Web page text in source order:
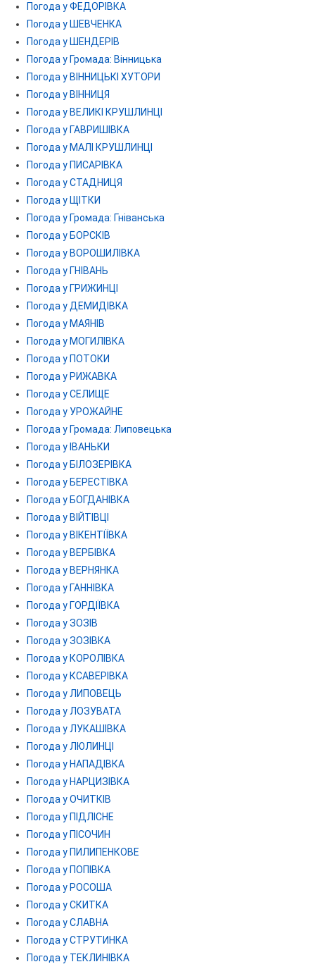
Погода у ФЕДОРІВКА
Погода у ШЕВЧЕНКА
Погода у ШЕНДЕРІВ
Погода у Громада: Вінницька
Погода у ВІННИЦЬКІ ХУТОРИ
Погода у ВІННИЦЯ
Погода у ВЕЛИКІ КРУШЛИНЦІ
Погода у ГАВРИШІВКА
Погода у МАЛІ КРУШЛИНЦІ
Погода у ПИСАРІВКА
Погода у СТАДНИЦЯ
Погода у ЩІТКИ
Погода у Громада: Гніванська
Погода у БОРСКІВ
Погода у ВОРОШИЛІВКА
Погода у ГНІВАНЬ
Погода у ГРИЖИНЦІ
Погода у ДЕМИДІВКА
Погода у МАЯНІВ
Погода у МОГИЛІВКА
Погода у ПОТОКИ
Погода у РИЖАВКА
Погода у СЕЛИЩЕ
Погода у УРОЖАЙНЕ
Погода у Громада: Липовецька
Погода у ІВАНЬКИ
Погода у БІЛОЗЕРІВКА
Погода у БЕРЕСТІВКА
Погода у БОГДАНІВКА
Погода у ВІЙТІВЦІ
Погода у ВІКЕНТІЇВКА
Погода у ВЕРБІВКА
Погода у ВЕРНЯНКА
Погода у ГАННІВКА
Погода у ГОРДІЇВКА
Погода у ЗОЗІВ
Погода у ЗОЗІВКА
Погода у КОРОЛІВКА
Погода у КСАВЕРІВКА
Погода у ЛИПОВЕЦЬ
Погода у ЛОЗУВАТА
Погода у ЛУКАШІВКА
Погода у ЛЮЛИНЦІ
Погода у НАПАДІВКА
Погода у НАРЦИЗІВКА
Погода у ОЧИТКІВ
Погода у ПІДЛІСНЕ
Погода у ПІСОЧИН
Погода у ПИЛИПЕНКОВЕ
Погода у ПОПІВКА
Погода у РОСОША
Погода у СКИТКА
Погода у СЛАВНА
Погода у СТРУТИНКА
Погода у ТЕКЛИНІВКА